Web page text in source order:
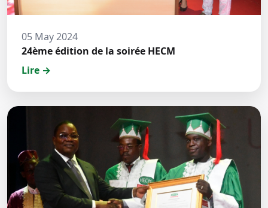
05 May 2024
24ème édition de la soirée HECM
Lire →